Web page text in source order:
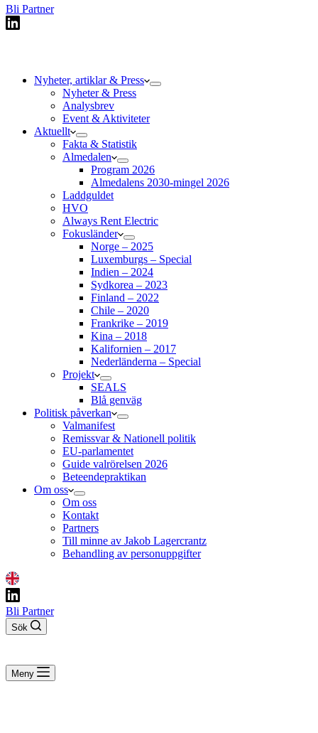
Bli Partner
Nyheter, artiklar & Press
Nyheter & Press
Analysbrev
Event & Aktiviteter
Aktuellt
Fakta & Statistik
Almedalen
Program 2026
Almedalens 2030-mingel 2026
Laddguldet
HVO
Always Rent Electric
Fokusländer
Norge – 2025
Luxemburgs – Special
Indien – 2024
Sydkorea – 2023
Finland – 2022
Chile – 2020
Frankrike – 2019
Kina – 2018
Kalifornien – 2017
Nederländerna – Special
Projekt
SEALS
Blå genväg
Politisk påverkan
Valmanifest
Remissvar & Nationell politik
EU-parlamentet
Guide valrörelsen 2026
Beteendepraktikan
Om oss
Om oss
Kontakt
Partners
Till minne av Jakob Lagercrantz
Behandling av personuppgifter
Bli Partner
Sök
Meny